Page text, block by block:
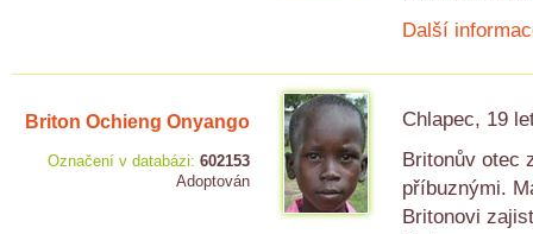
Další
Briton Ochieng Onyango
Označení v databázi: 602153
Adoptován
Chlapec, 19
Britonův otec
příbuznými.
Britonovi